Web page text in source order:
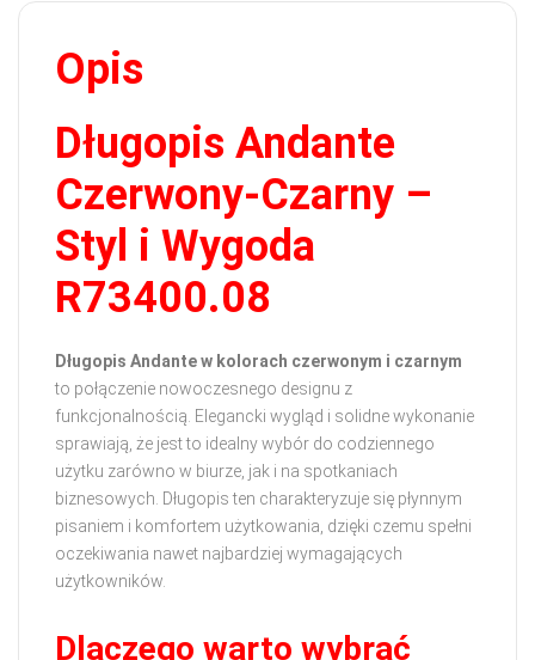
Opis
Długopis Andante
Czerwony-Czarny –
Styl i Wygoda
R73400.08
Długopis Andante w kolorach czerwonym i czarnym
to połączenie nowoczesnego designu z
funkcjonalnością. Elegancki wygląd i solidne wykonanie
sprawiają, że jest to idealny wybór do codziennego
użytku zarówno w biurze, jak i na spotkaniach
biznesowych. Długopis ten charakteryzuje się płynnym
pisaniem i komfortem użytkowania, dzięki czemu spełni
oczekiwania nawet najbardziej wymagających
użytkowników.
Dlaczego warto wybrać